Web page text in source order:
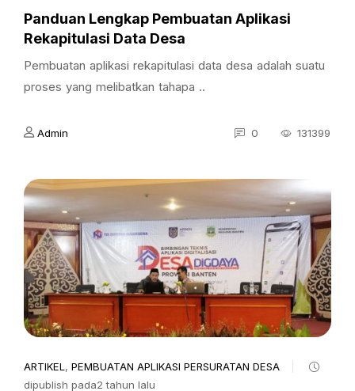
Panduan Lengkap Pembuatan Aplikasi
Rekapitulasi Data Desa
Pembuatan aplikasi rekapitulasi data desa adalah suatu
proses yang melibatkan tahapa ..
Admin 0 131399
ARTIKEL , PEMBUATAN APLIKASI PERSURATAN DESA
dipublish pada2 tahun lalu